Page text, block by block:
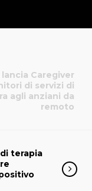
Caregiver
di servizi di
agli anziani da
remoto
terapia